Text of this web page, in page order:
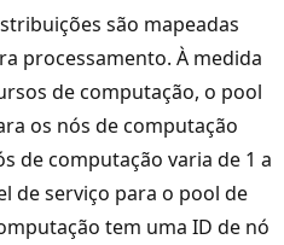
são mapeadas
processamento. À medida
de computação, o pool
os nós de computação
de computação varia de 1 a
de serviço para o pool de
tem uma ID de nó